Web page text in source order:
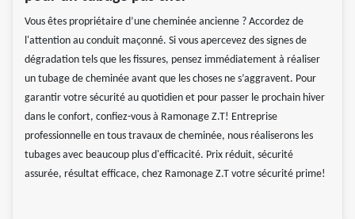
Vous êtes propriétaire d’une cheminée ancienne ? Accordez de
l'attention au conduit maçonné. Si vous apercevez des signes de
dégradation tels que les fissures, pensez immédiatement à réaliser
un tubage de cheminée avant que les choses ne s’aggravent. Pour
garantir votre sécurité au quotidien et pour passer le prochain hiver
dans le confort, confiez-vous à Ramonage Z.T! Entreprise
professionnelle en tous travaux de cheminée, nous réaliserons les
tubages avec beaucoup plus d'efficacité. Prix réduit, sécurité
assurée, résultat efficace, chez Ramonage Z.T votre sécurité prime!